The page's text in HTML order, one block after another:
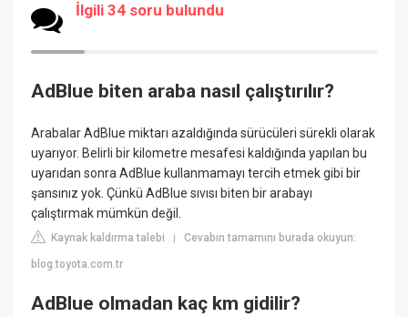
İlgili 34 soru bulundu
AdBlue biten araba nasıl çalıştırılır?
Arabalar AdBlue miktarı azaldığında sürücüleri sürekli olarak
uyarıyor. Belirli bir kilometre mesafesi kaldığında yapılan bu
uyarıdan sonra AdBlue kullanmamayı tercih etmek gibi bir
şansınız yok. Çünkü AdBlue sıvısı biten bir arabayı
çalıştırmak mümkün değil.
Kaynak kaldırma talebi |Cevabın tamamını burada okuyun:
blog.toyota.com.tr
AdBlue olmadan kaç km gidilir?